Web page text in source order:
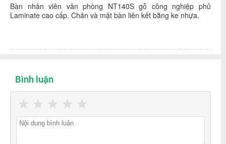
Bàn nhân viên văn phòng NT140S gỗ công nghiệp phủ
Laminate cao cấp. Chân và mặt bàn liên kết bằng ke nhựa.
Bình luận
★
★
★
★
★